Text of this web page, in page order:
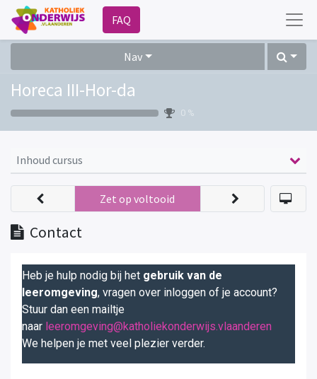
FAQ
Nav
Horeca III-Hor-da
0 %
Inhoud cursus
Contact
Zet op voltooid
Heb je hulp nodig bij het gebruik van de
leeromgeving, vragen over inloggen of je account?
Stuur dan een mailtje
naar leeromgeving@katholiekonderwijs.vlaanderen
We helpen je met veel plezier verder.